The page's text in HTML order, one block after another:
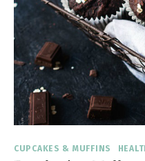
CUPCAKES & MUFFINS